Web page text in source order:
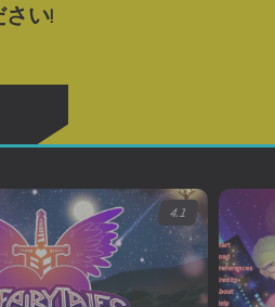
ウンロード
4.1
さい!